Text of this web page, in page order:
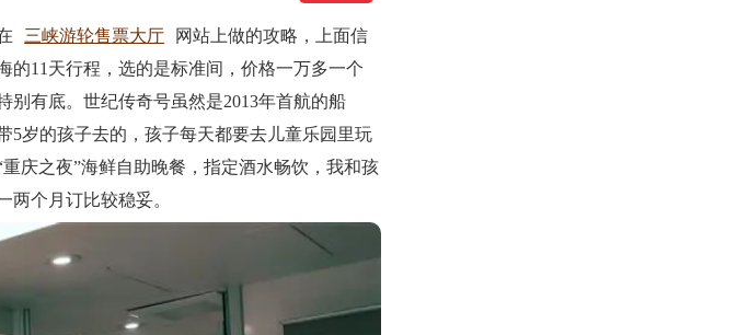
三峡游轮售票大厅
网站上做的攻略，上面信
的11天行程，选的是标准间，价格一万多一个
别有底。世纪传奇号虽然是2013年首航的船
5岁的孩子去的，孩子每天都要去儿童乐园里玩
庆之夜”海鲜自助晚餐，指定酒水畅饮，我和孩
个月订比较稳妥。